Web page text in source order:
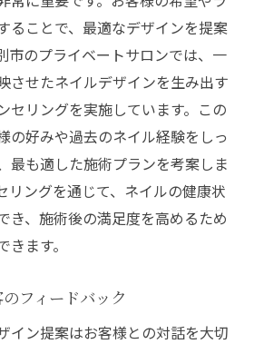
ることで、最適なデザインを提案
市のプライベートサロンでは、一
させたネイルデザインを生み出す
セリングを実施しています。この
の好みや過去のネイル経験をしっ
最も適した施術プランを考案しま
リングを通じて、ネイルの健康状
き、施術後の満足度を高めるため
ます。
フィードバック
イン提案はお客様との対話を大切